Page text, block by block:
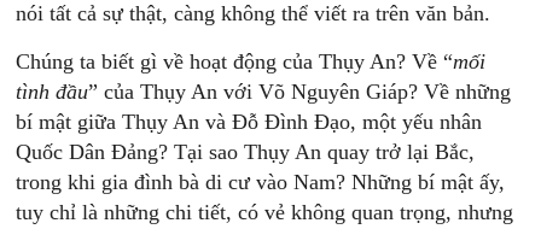
nói tất cả sự thật, càng không thể viết ra trên văn bản.
Chúng ta biết gì về hoạt động của Thụy An? Về “mối
tình đầu” của Thụy An với Võ Nguyên Giáp? Về những
bí mật giữa Thụy An và Đỗ Đình Đạo, một yếu nhân
Quốc Dân Đảng? Tại sao Thụy An quay trở lại Bắc,
trong khi gia đình bà di cư vào Nam? Những bí mật ấy,
tuy chỉ là những chi tiết, có vẻ không quan trọng, nhưng